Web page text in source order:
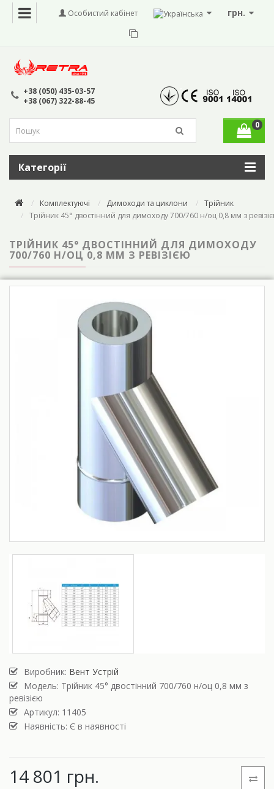
грн.
Особистий кабінет
+38 (050) 435-03-57
+38 (067) 322-88-45
0
Категорії
Комплектуючі Димоходи та циклони
Трійник
Трійник 45° двостінний для димоходу 700/760 н/оц 0,8 мм з
ТРІЙНИК 45° ДВОСТІННИЙ ДЛЯ ДИМОХОДУ
700/760 Н/ОЦ 0,8 ММ З РЕВІЗІЄЮ
Виробник: Вент Устрій
Модель: Трійник 45° двостінний 700/760 н/оц 0,8 мм з
ревізією
Артикул: 11405
Наявність: Є в наявності
14 801 грн.